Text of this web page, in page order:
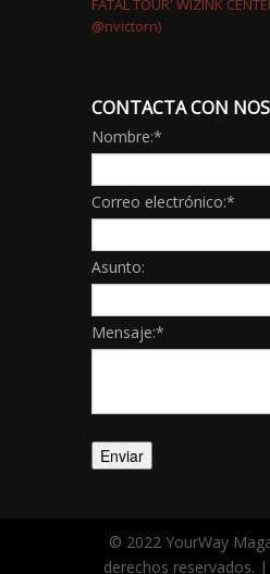
CONTACTA CON
Nombre:*
Correo electrónico:*
Asunto:
Mensaje:*
© 2022 YourWay
derechos reservados. |